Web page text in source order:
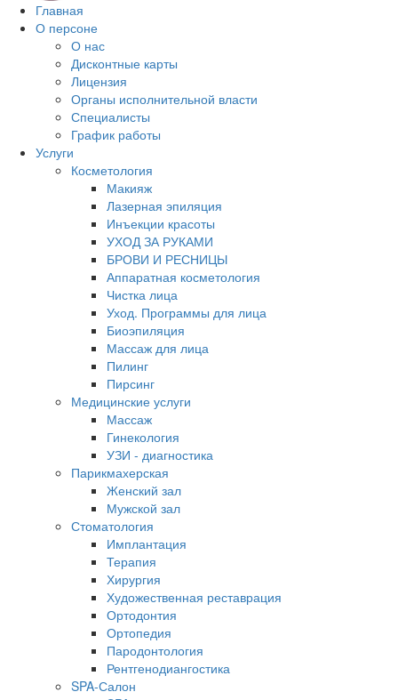
Главная
О персоне
О нас
Дисконтные карты
Лицензия
Органы исполнительной власти
Специалисты
График работы
Услуги
Косметология
Макияж
Лазерная эпиляция
Инъекции красоты
УХОД ЗА РУКАМИ
БРОВИ И РЕСНИЦЫ
Аппаратная косметология
Чистка лица
Уход. Программы для лица
Биоэпиляция
Массаж для лица
Пилинг
Пирсинг
Медицинские услуги
Массаж
Гинекология
УЗИ - диагностика
Парикмахерская
Женский зал
Мужской зал
Стоматология
Имплантация
Терапия
Хирургия
Художественная реставрация
Ортодонтия
Ортопедия
Пародонтология
Рентгенодиангостика
SPA-Салон